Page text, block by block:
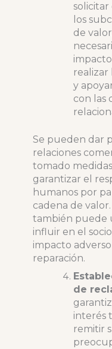
solicitar
los
de
realizar
y
con las
Se pueden dar
relaciones
tomado
garantizar el
humanos por
cadena de
también puede
influir en el
impacto
reparación.
de
interés
remitir